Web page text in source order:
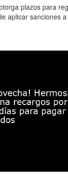
plazos para
aplicar sanciones